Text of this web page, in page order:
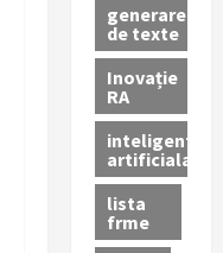
generare
de texte
Inovație
RA
inteligenta
artificiala
lista
frme